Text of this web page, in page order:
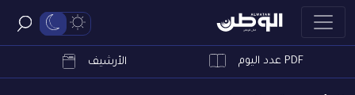
PDF عدد اليوم الأرشيف